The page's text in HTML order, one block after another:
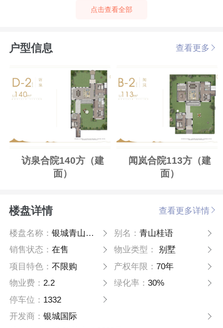
点击查看全部
户型信息 查看更多
访泉合院140方（建
面）
闻岚合院113方（建
面）
楼盘详情 查看更多详情
楼盘名称：银城青山桂语 别名： 青山桂语
销售状态：在售 物业类型：
别墅
项目特色：不限购 产权年限： 70年
物业费：2.2 绿化率： 30%
停车位： 1332
开发商：银城国际